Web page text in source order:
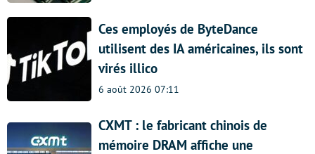
Ces employés de ByteDance
utilisent des IA américaines, ils sont
virés illico
6 août 2026 07:11
CXMT : le fabricant chinois de
mémoire DRAM affiche une